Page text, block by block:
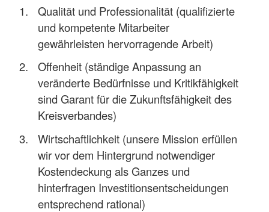
Qualität und Professionalität (qualifizierte
und kompetente Mitarbeiter
gewährleisten hervorragende Arbeit)
Offenheit (ständige Anpassung an
veränderte Bedürfnisse und Kritikfähigkeit
sind Garant für die Zukunftsfähigkeit des
Kreisverbandes)
Wirtschaftlichkeit (unsere Mission erfüllen
wir vor dem Hintergrund notwendiger
Kostendeckung als Ganzes und
hinterfragen Investitionsentscheidungen
entsprechend rational)